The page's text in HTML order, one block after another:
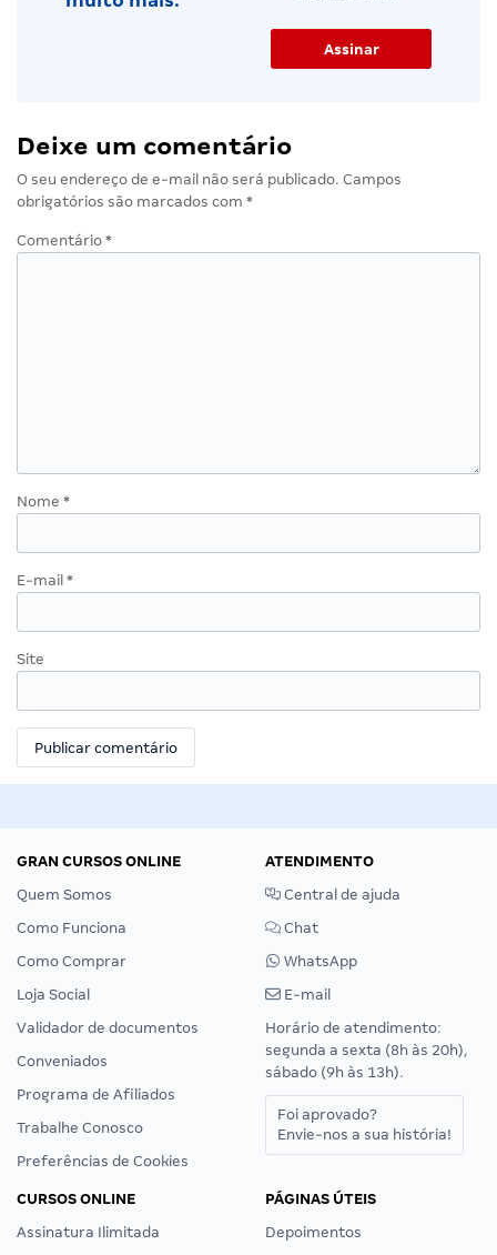
Deixe um comentário
O seu endereço de e-mail não será publicado. Campos
obrigatórios são marcados com *
Comentário *
Nome *
E-mail *
Site
GRAN CURSOS ONLINE
Quem Somos
Como Funciona
Como Comprar
Loja Social
Validador de documentos
Conveniados
Programa de Afiliados
Trabalhe Conosco
Preferências de Cookies
ATENDIMENTO
Central de ajuda
Chat
WhatsApp
E-mail
Horário de atendimento:
segunda a sexta (8h às 20h),
sábado (9h às 13h).
Foi aprovado?
Envie-nos a sua história!
CURSOS ONLINE
Assinatura Ilimitada
PÁGINAS ÚTEIS
Depoimentos